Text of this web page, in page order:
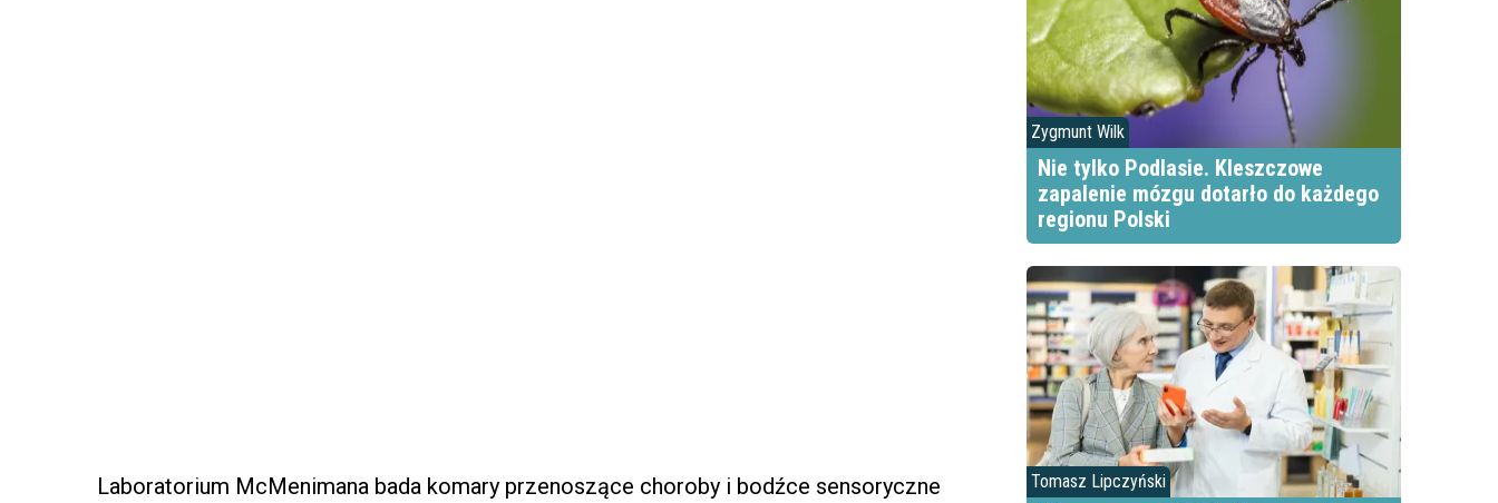
Laboratorium McMenimana bada komary przenoszące choroby i bodźce sensoryczne
Zygmunt Wilk
Nie tylko Podlasie. Kleszczowe
zapalenie mózgu dotarło do każdego
regionu Polski
Tomasz Lipczyński